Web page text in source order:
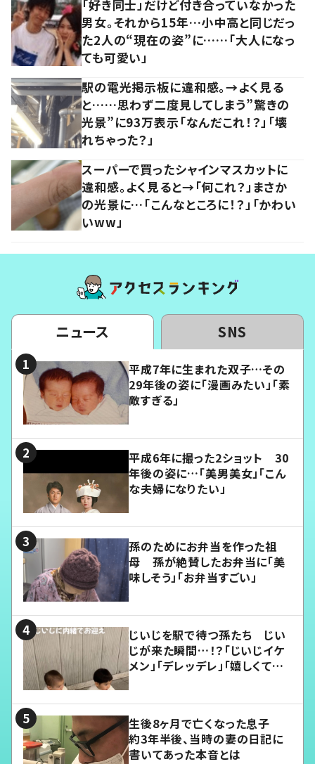
「好き同士」だけど付き合っていなかった
男女。それから15年…小中高と同じだっ
た2人の“現在の姿”に……「大人になっ
ても可愛い」
駅の電光掲示板に違和感。→よく見る
と……思わず二度見してしまう”驚きの
光景”に93万表示「なんだこれ！？」「壊
れちゃった？」
スーパーで買ったシャインマスカットに
違和感。よく見ると→「何これ？」まさか
の光景に…「こんなところに！？」「かわい
いww」
ニュース SNS
平成7年に生まれた双子…その
29年後の姿に「漫画みたい」「素
敵すぎる」
平成6年に撮った2ショット 30
年後の姿に…「美男美女」「こん
な夫婦になりたい」
孫のためにお弁当を作った祖
母 孫が絶賛したお弁当に「美
味しそう」「お弁当すごい」
じいじを駅で待つ孫たち じい
じが来た瞬間…！？「じいじイケ
メン」「デレッデレ」「嬉しくて可
生後8ヶ月で亡くなった息子
約3年半後、当時の妻の日記に
書いてあった本音とは